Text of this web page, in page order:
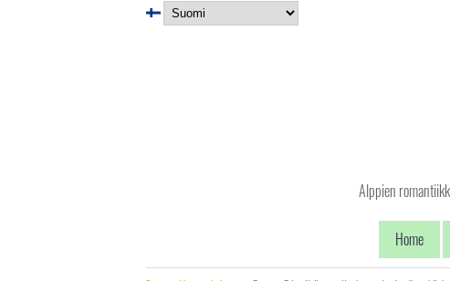
Alppien
Home